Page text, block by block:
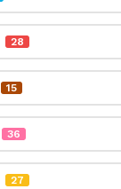
28
15
36
27